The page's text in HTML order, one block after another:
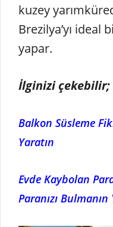
kuzey
Brezilya’yı
yapar.
İlginizi çekebilir;
Balkon Süsleme
Yaratın
Evde Kaybolan
Paranızı Bulmanın